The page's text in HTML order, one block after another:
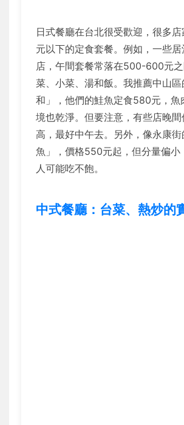
日式餐廳在台北很受歡迎，很多
元以下的定食套餐。例如，一些居
店，午間套餐常落在500-600元
菜、小菜、湯和飯。我推薦中山區
和」，他們的鮭魚定食580元，魚
境也乾淨。但要注意，有些店晚間
高，最好中午去。另外，像永康
魚」，價格550元起，但分量偏小
人可能吃不飽。
中式餐廳：台菜、熱炒的